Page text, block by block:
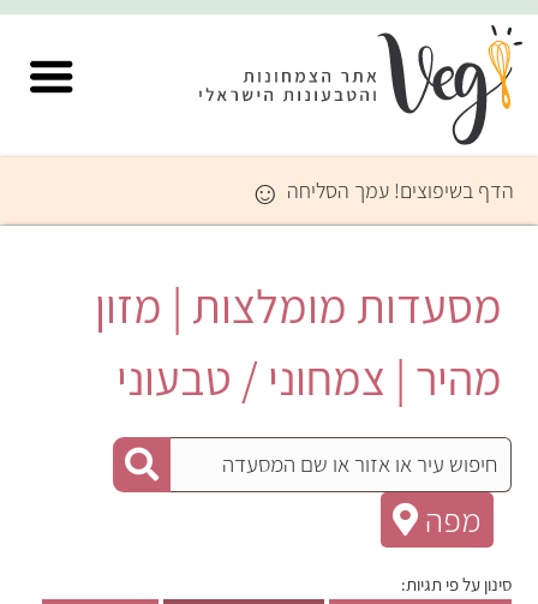
הדף בשיפוצים! עמך הסליחה ☺
מסעדות מומלצות | מזון
מהיר | צמחוני / טבעוני
מפה
סינון על פי תגיות: